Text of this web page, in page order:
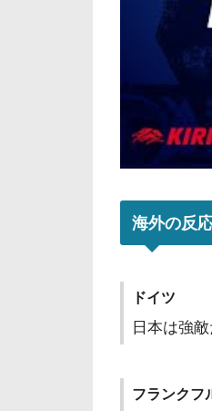
海外の反
ドイツ
日本は強敵
フランクフ